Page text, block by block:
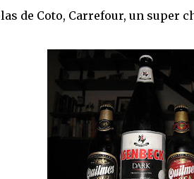
de Coto, Carrefour, un super